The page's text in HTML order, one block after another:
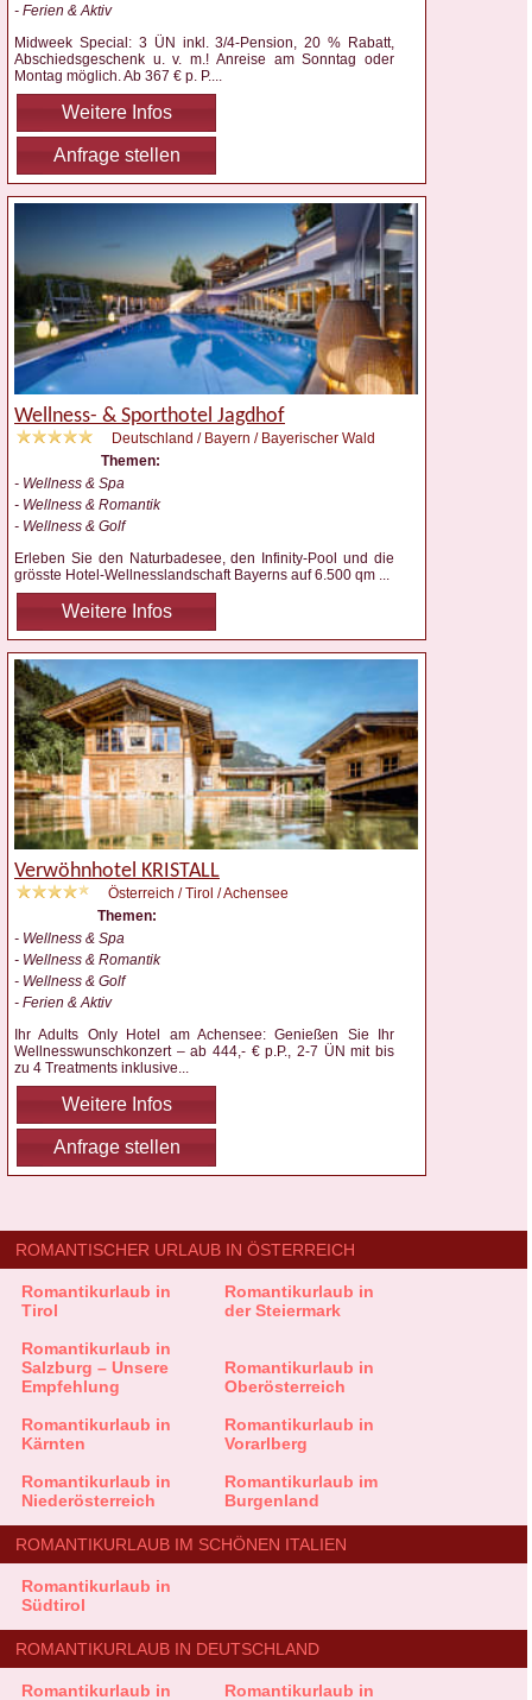
- Ferien & Aktiv
Midweek Special: 3 ÜN inkl. 3/4-Pension, 20 % Rabatt,
Abschiedsgeschenk u. v. m.! Anreise am Sonntag oder
Montag möglich. Ab 367 € p. P....
Weitere Infos
Anfrage stellen
Wellness- & Sporthotel Jagdhof
Deutschland / Bayern / Bayerischer Wald
Themen:
- Wellness & Spa
- Wellness & Romantik
- Wellness & Golf
Erleben Sie den Naturbadesee, den Infinity-Pool und die
grösste Hotel-Wellnesslandschaft Bayerns auf 6.500 qm
Weitere Infos
Verwöhnhotel KRISTALL
Österreich / Tirol / Achensee
Themen:
- Wellness & Spa
- Wellness & Romantik
- Wellness & Golf
- Ferien & Aktiv
Ihr Adults Only Hotel am Achensee: Genießen Sie Ihr
Wellnesswunschkonzert – ab 444,- € p.P., 2-7 ÜN mit bis
zu 4 Treatments inklusive...
Weitere Infos
Anfrage stellen
ROMANTISCHER URLAUB IN ÖSTERREICH
Romantikurlaub in
Tirol
Romantikurlaub in
der Steiermark
Romantikurlaub in
Salzburg – Unsere
Empfehlung
Romantikurlaub in
Oberösterreich
Romantikurlaub in
Kärnten
Romantikurlaub in
Vorarlberg
Romantikurlaub in
Niederösterreich
Romantikurlaub im
Burgenland
ROMANTIKURLAUB IM SCHÖNEN ITALIEN
Romantikurlaub in
Südtirol
ROMANTIKURLAUB IN DEUTSCHLAND
Romantikurlaub in Romantikurlaub in